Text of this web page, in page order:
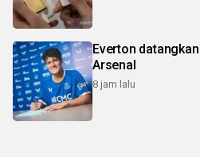
Everton
Arsenal
8 jam lalu